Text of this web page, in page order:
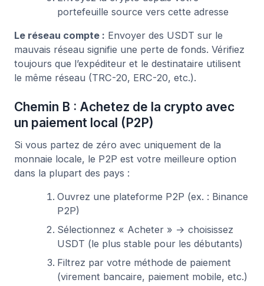
portefeuille source vers cette adresse
Le réseau compte : Envoyer des USDT sur le
mauvais réseau signifie une perte de fonds. Vérifiez
toujours que l’expéditeur et le destinataire utilisent
le même réseau (TRC-20, ERC-20, etc.).
Chemin B : Achetez de la crypto avec
un paiement local (P2P)
Si vous partez de zéro avec uniquement de la
monnaie locale, le P2P est votre meilleure option
dans la plupart des pays :
Ouvrez une plateforme P2P (ex. : Binance
P2P)
Sélectionnez « Acheter » → choisissez
USDT (le plus stable pour les débutants)
Filtrez par votre méthode de paiement
(virement bancaire, paiement mobile, etc.)